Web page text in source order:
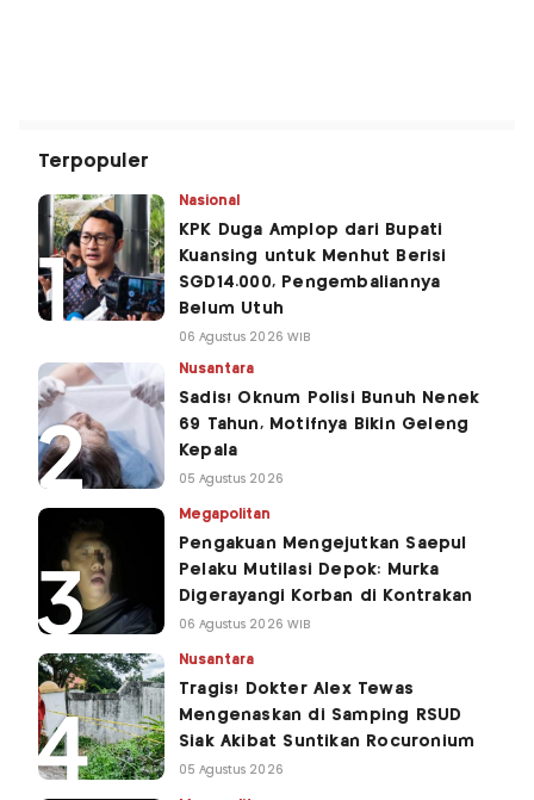
Terpopuler
Nasional
KPK Duga Amplop dari Bupati
Kuansing untuk Menhut Berisi
SGD14.000, Pengembaliannya
Belum Utuh
06 Agustus 2026 WIB
Nusantara
Sadis! Oknum Polisi Bunuh Nenek
69 Tahun, Motifnya Bikin Geleng
Kepala
05 Agustus 2026
Megapolitan
Pengakuan Mengejutkan Saepul
Pelaku Mutilasi Depok: Murka
Digerayangi Korban di Kontrakan
06 Agustus 2026 WIB
Nusantara
Tragis! Dokter Alex Tewas
Mengenaskan di Samping RSUD
Siak Akibat Suntikan Rocuronium
05 Agustus 2026